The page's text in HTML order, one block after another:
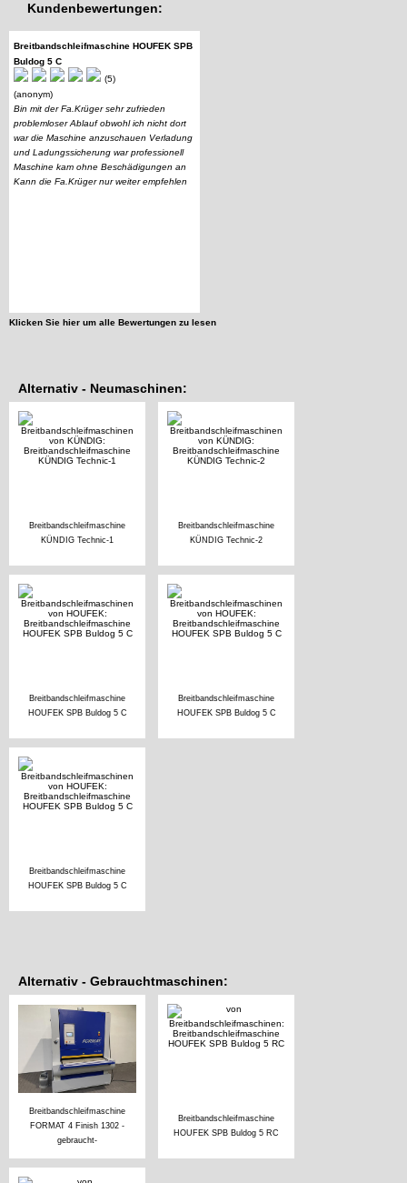
Kundenbewertungen:
Breitbandschleifmaschine HOUFEK SPB
Buldog 5 C
(5)
(anonym)
Bin mit der Fa.Krüger sehr zufrieden
problemloser Ablauf obwohl ich nicht dort
war die Maschine anzuschauen Verladung
und Ladungssicherung war professionell
Maschine kam ohne Beschädigungen an
Kann die Fa.Krüger nur weiter empfehlen
Klicken Sie hier um alle Bewertungen zu lesen
Alternativ - Neumaschinen:
Breitbandschleifmaschine
KÜNDIG Technic-1
Breitbandschleifmaschine
KÜNDIG Technic-2
Breitbandschleifmaschine
HOUFEK SPB Buldog 5 C
Breitbandschleifmaschine
HOUFEK SPB Buldog 5 C
Breitbandschleifmaschine
HOUFEK SPB Buldog 5 C
Alternativ - Gebrauchtmaschinen:
Breitbandschleifmaschine
FORMAT 4 Finish 1302 -
gebraucht-
Breitbandschleifmaschine
HOUFEK SPB Buldog 5 RC